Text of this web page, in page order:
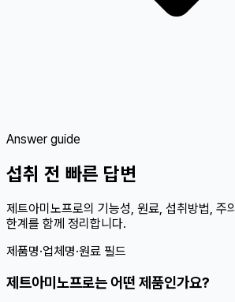
Answer guide
섭취 전 빠른 답변
제트아미노프로의 기능성, 원료, 섭취방법, 주
한계를 함께 정리합니다.
제품명·업체명·원료 필드
제트아미노프로는 어떤 제품인가요?